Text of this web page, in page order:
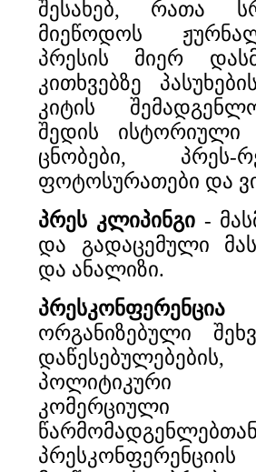
შესახებ, რათა
მიეწოდოს
პრესის მიერ
კითხვებზე
კიტის
შედის
ცნობები, პრეს-
ფოტოსურათები და
პრეს კლიპინგი-
და გადაცემული
და ანალიზი.
პრესკონფერენცია
ორგანიზებული
პოლიტიკური
კომერციული
პრესკონფერენციის